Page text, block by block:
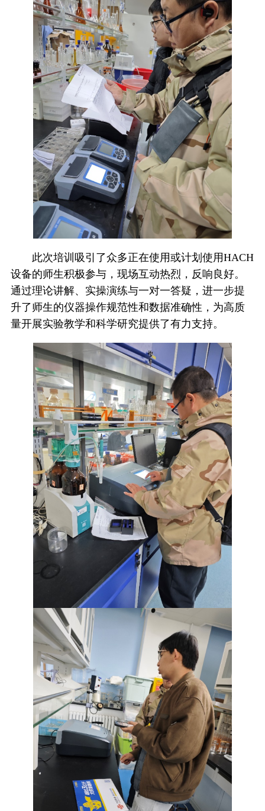
此次培训吸引了众多正在使用或计划使用HACH
设备的师生积极参与，现场互动热烈，反响良好。
通过理论讲解、实操演练与一对一答疑，进一步提
升了师生的仪器操作规范性和数据准确性，为高质
量开展实验教学和科学研究提供了有力支持。